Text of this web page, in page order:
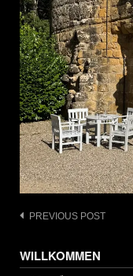
Post
PREVIOUS POST
WILLKOMMEN